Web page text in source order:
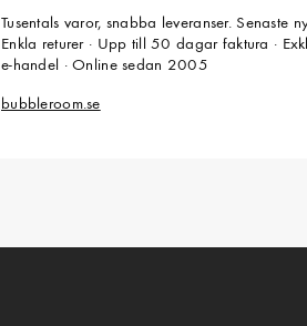
Tusentals varor, snabba leveranser. Senaste
Enkla returer · Upp till 50 dagar faktura ·
e-handel · Online sedan 2005
bubbleroom.se